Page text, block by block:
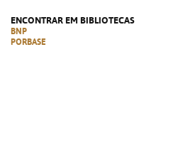
ENCONTRAR EM BIBLIOTECAS
BNP
PORBASE